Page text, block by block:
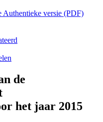
Authentieke versie (PDF)
de
het jaar 2015